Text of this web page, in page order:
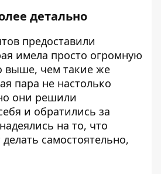
детально
предоставили
имела просто огромную
выше, чем такие же
пара не настолько
они решили
и обратились за
на то, что
самостоятельно,